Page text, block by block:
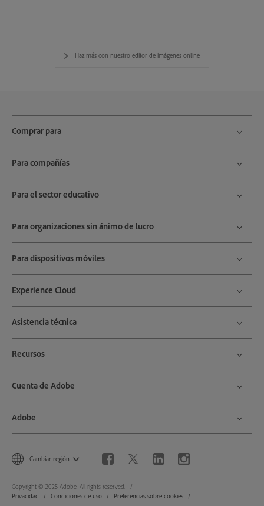
Haz más con nuestro editor de imágenes online
Comprar para
Para compañías
Para el sector educativo
Para organizaciones sin ánimo de lucro
Para dispositivos móviles
Experience Cloud
Asistencia técnica
Recursos
Cuenta de Adobe
Adobe
Cambiar región
Copyright © 2025 Adobe. All rights reserved.
Privacidad
Condiciones de uso Preferencias sobre cookies